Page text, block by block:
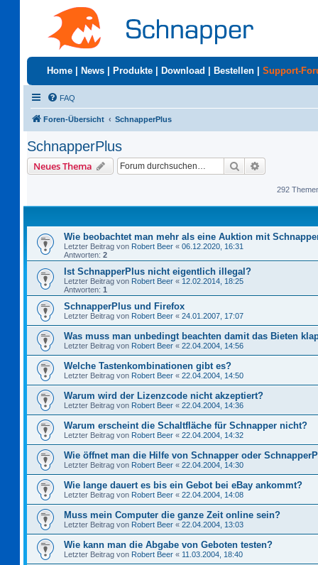
Home News Produkte Download Bestellen Support-
FAQ
Foren-Übersicht SchnapperPlus
SchnapperPlus
Neues Thema Suche
292
Wie beobachtet man mehr als eine Auktion mit
Letzter Beitrag von Robert Beer « 06.12.2020, 16:31
Antworten: 2
Ist SchnapperPlus nicht eigentlich illegal?
Letzter Beitrag von Robert Beer « 12.02.2014, 18:25
Antworten: 1
SchnapperPlus und Firefox
Letzter Beitrag von Robert Beer « 24.01.2007, 17:07
Was muss man unbedingt beachten damit das Bieten
Letzter Beitrag von Robert Beer « 22.04.2004, 14:56
Welche Tastenkombinationen gibt es?
Letzter Beitrag von Robert Beer « 22.04.2004, 14:50
Warum wird der Lizenzcode nicht akzeptiert?
Letzter Beitrag von Robert Beer « 22.04.2004, 14:36
Warum erscheint die Schaltfläche für Schnapper nicht?
Letzter Beitrag von Robert Beer « 22.04.2004, 14:32
Wie öffnet man die Hilfe von Schnapper oder
Letzter Beitrag von Robert Beer « 22.04.2004, 14:30
Wie lange dauert es bis ein Gebot bei eBay ankommt?
Letzter Beitrag von Robert Beer « 22.04.2004, 14:08
Muss mein Computer die ganze Zeit online sein?
Letzter Beitrag von Robert Beer « 22.04.2004, 13:03
Wie kann man die Abgabe von Geboten testen?
Letzter Beitrag von Robert Beer « 11.03.2004, 18:40